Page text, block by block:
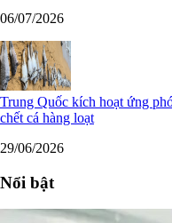
06/07/2026
Trung Quốc kích hoạt ứng
chết cá hàng loạt
29/06/2026
Nổi bật